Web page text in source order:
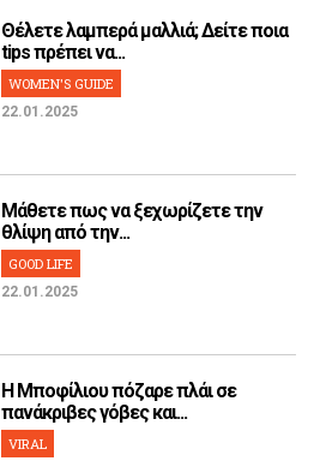
Θέλετε λαμπερά μαλλιά; Δείτε ποια
tips πρέπει να...
WOMEN'S GUIDE
22.01.2025
Μάθετε πως να ξεχωρίζετε την
θλίψη από την...
GOOD LIFE
22.01.2025
H Μποφίλιου πόζαρε πλάι σε
πανάκριβες γόβες και...
VIRAL